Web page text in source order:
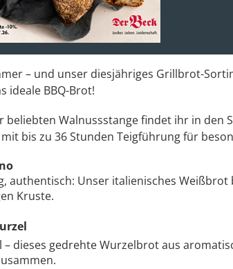
– und unser diesjähriges Grillbrot-
ideale BBQ-Brot!
beliebten Walnussstange findet ihr in den
bis zu 36 Stunden Teigführung für
authentisch: Unser italienisches
Kruste.
– dieses gedrehte Wurzelbrot aus